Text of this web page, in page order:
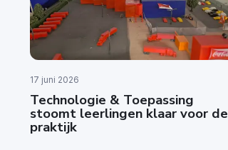
17 juni 2026
Technologie & Toepassing
stoomt leerlingen klaar voor de
praktijk